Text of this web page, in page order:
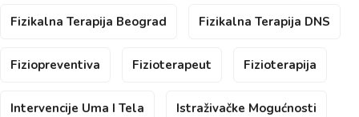
Fizikalna Terapija Beograd Fizikalna Terapija DNS
Fiziopreventiva Fizioterapeut Fizioterapija
Intervencije Uma I Tela Istraživačke Mogućnosti